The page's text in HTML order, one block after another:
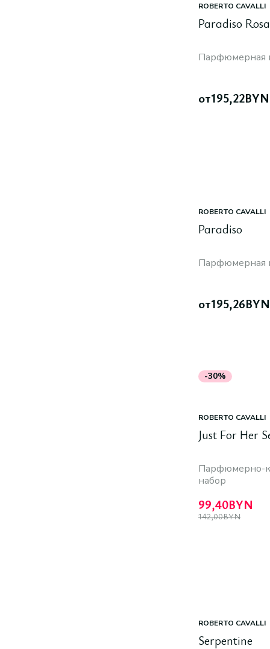
ROBERTO CAVALLI
Paradiso Rosa
Парфюмерная
от195,22BYN
ROBERTO CAVALLI
Paradiso
Парфюмерная
от195,26BYN
-30%
ROBERTO CAVALLI
Just For Her
Парфюмерно-
набор
99,40BYN
142,00BYN
ROBERTO CAVALLI
Serpentine